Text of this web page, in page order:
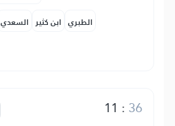
السعدي ابن كثير الطبري
11 : 36